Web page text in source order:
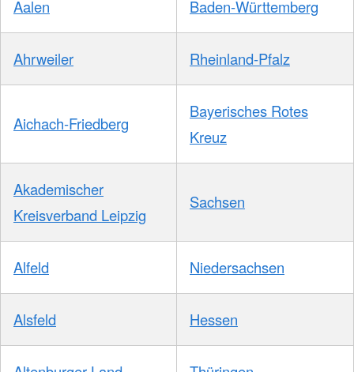
Aalen Baden-Württemberg
Ahrweiler Rheinland-Pfalz
Aichach-Friedberg
Bayerisches Rotes
Kreuz
Akademischer
Kreisverband Leipzig
Sachsen
Alfeld Niedersachsen
Alsfeld Hessen